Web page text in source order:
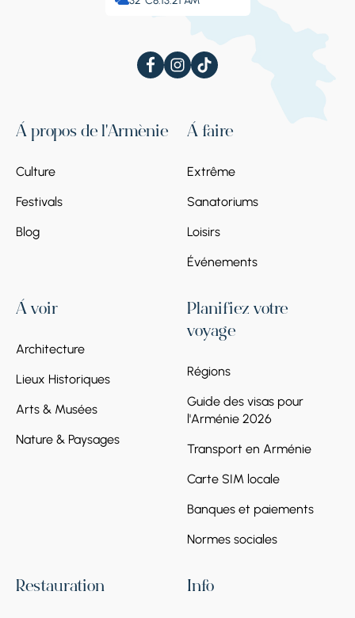
À propos de l'Arménie
Culture
Festivals
Blog
À faire
Extrême
Sanatoriums
Loisirs
Événements
À voir
Architecture
Lieux Historiques
Arts & Musées
Nature & Paysages
Planifiez votre
voyage
Régions
Guide des visas pour
l'Arménie 2026
Transport en Arménie
Carte SIM locale
Banques et paiements
Normes sociales
Restauration Info